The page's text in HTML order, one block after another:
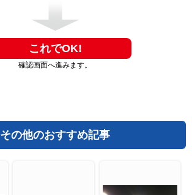
確認画面へ進みます。
その他のおすすめ記事